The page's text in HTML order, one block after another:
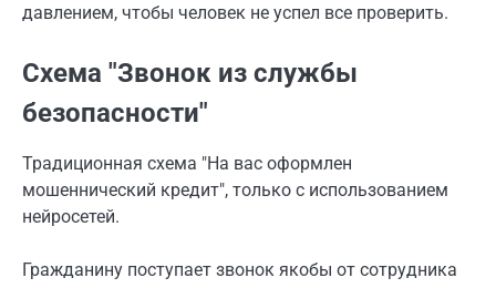
давлением, чтобы человек не успел все проверить.
Схема "Звонок из службы
безопасности"
Традиционная схема "На вас оформлен
мошеннический кредит", только с использованием
нейросетей.
Гражданину поступает звонок якобы от сотрудника